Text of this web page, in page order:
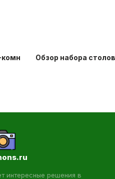
хрущевке: идеи
Обзор набора
интересные решения в